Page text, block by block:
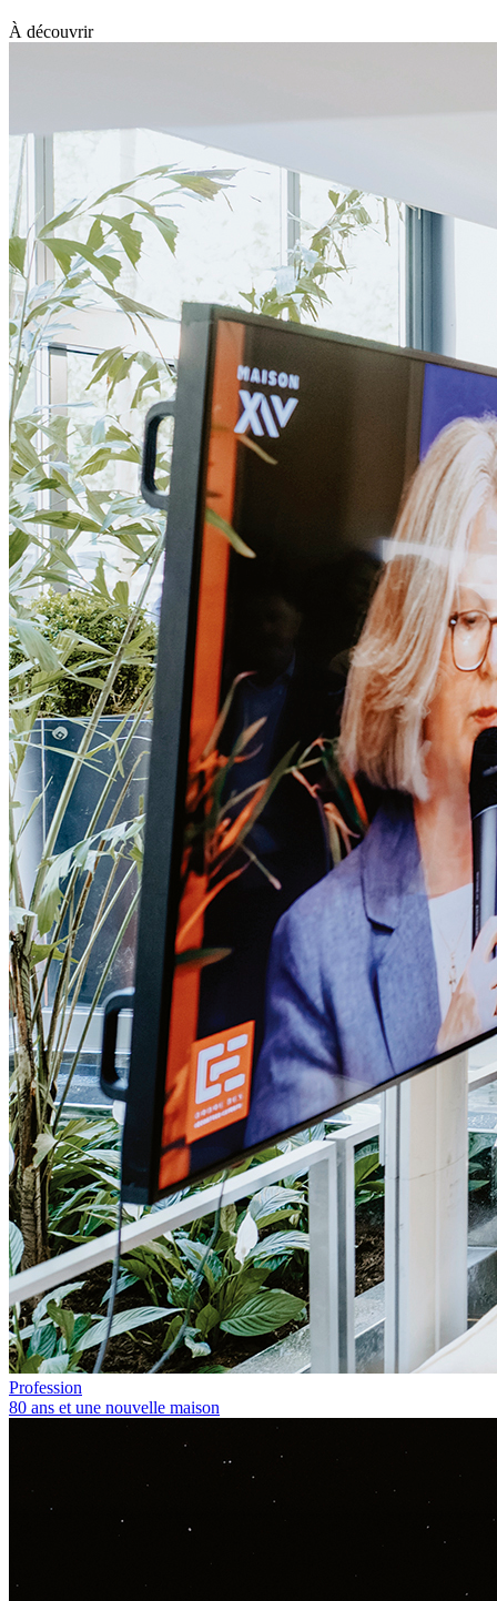
À découvrir
Profession
80 ans et une nouvelle maison